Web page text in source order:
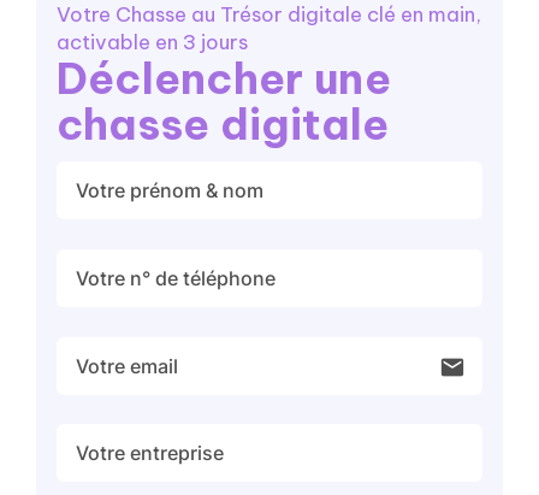
Votre Chasse au Trésor digitale clé en main,
activable en 3 jours
Déclencher une
chasse digitale
email